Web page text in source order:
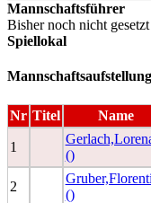
Mannschaftsführer
Bisher noch nicht
Spiellokal
Mannschaftsaufstellung
Nr Titel Name
1
()
2
()